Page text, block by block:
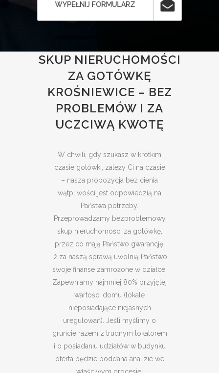
WYPEŁNIJ FORMULARZ
SKUP NIERUCHOMOŚCI
ZA GOTÓWKĘ
KROŚNIEWICE – BEZ
PROBLEMÓW I ZA
UCZCIWĄ KWOTĘ
W chwili, gdy szukasz w krótkim
czasie gotówki, zależy Ci na czasie
– nasza propozycja bez cienia
wątpliwości jest odpowiedzią na
Państwa potrzeby.
Przeprowadzamy bezproblemowy
skup nieruchomości za gotówkę,
przez co mają Państwo gwarancję,
iż za naszą sprawą uwolnią Państwo
swoje finanse zamrożone w działce.
Zapewniamy najmniej 80% przyjętej
wartości domu (lokale
nieposiadające niejasnych
uregulowań). Jeśli myślimy o
gruncie razem z trudnym lokatorem
i o posiadaniu udziałów w budynku
oferta będzie poddana analizie we